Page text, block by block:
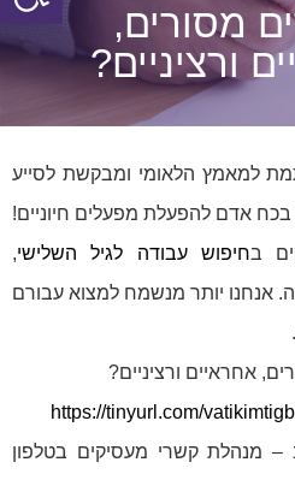
מסורים,
ורציניים?
למאמץ הלאומי ומבקשת לסייע
אדם להפעלת מפעלים חיוניים!
בחיפוש עבודה לגיל השלישי,
אנחנו יותר מנשמח למצוא עבורם
אחראיים ורציניים?
https://tinyurl.com/
– מנהלת קשרי מעסיקים בטלפון